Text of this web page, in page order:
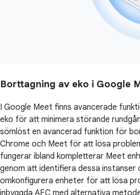
Borttagning av eko i Google
I Google Meet finns avancerade
eko för att minimera störande
sömlöst en avancerad funktion för
Chrome och Meet för att lösa
fungerar ibland kompletterar Meet
genom att identifiera dessa
omkonfigurera enheter för att lösa
inbyggda AEC med alternativa